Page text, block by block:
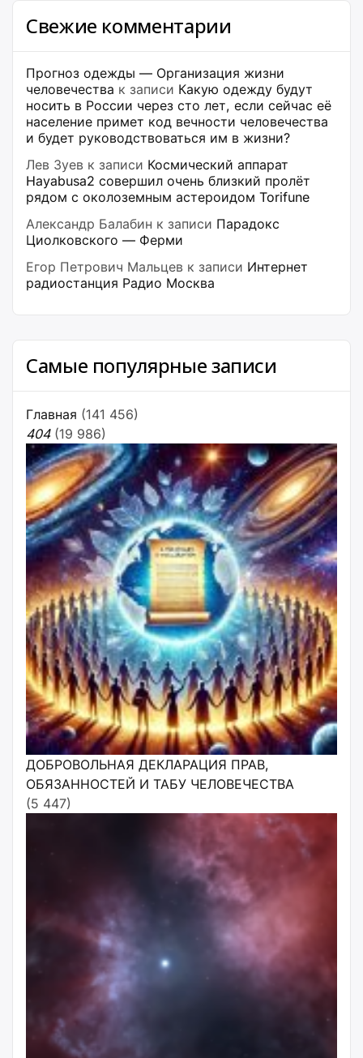
Свежие комментарии
Прогноз одежды — Организация жизни
человечества к записи Какую одежду будут
носить в России через сто лет, если сейчас её
население примет код вечности человечества
и будет руководствоваться им в жизни?
Лев Зуев к записи Космический аппарат
Hayabusa2 совершил очень близкий пролёт
рядом с околоземным астероидом Torifune
Александр Балабин к записи Парадокс
Циолковского — Ферми
Егор Петрович Мальцев к записи Интернет
радиостанция Радио Москва
Самые популярные записи
Главная (141 456)
404 (19 986)
ДОБРОВОЛЬНАЯ ДЕКЛАРАЦИЯ ПРАВ,
ОБЯЗАННОСТЕЙ И ТАБУ ЧЕЛОВЕЧЕСТВА
(5 447)